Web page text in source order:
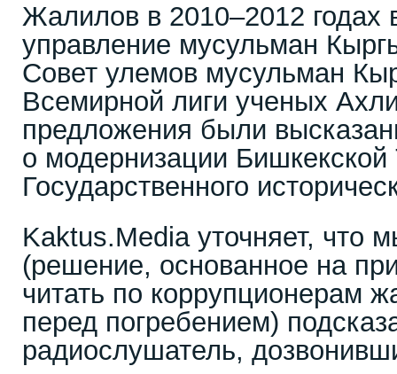
Жалилов в 2010–2012 годах
управление мусульман
Совет улемов мусульман
Всемирной лиги ученых
предложения были
о модернизации
Государственного
Kaktus.Media уточняет, что
(решение, основанное на
читать по коррупционерам
перед погребением)
радиослушатель,